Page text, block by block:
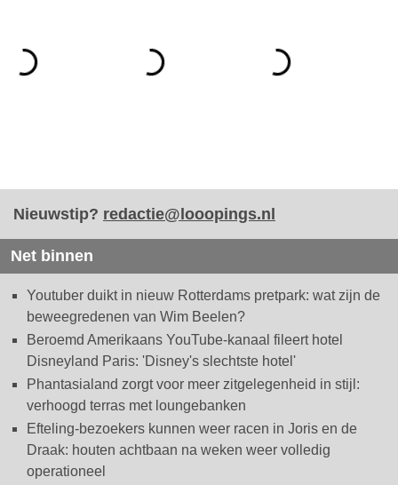
Nieuwstip? redactie@looopings.nl
Net binnen
Youtuber duikt in nieuw Rotterdams pretpark: wat zijn de
beweegredenen van Wim Beelen?
Beroemd Amerikaans YouTube-kanaal fileert hotel
Disneyland Paris: 'Disney's slechtste hotel'
Phantasialand zorgt voor meer zitgelegenheid in stijl:
verhoogd terras met loungebanken
Efteling-bezoekers kunnen weer racen in Joris en de
Draak: houten achtbaan na weken weer volledig
operationeel